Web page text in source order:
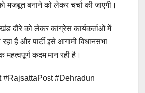
मजबूत बनाने को लेकर चर्चा की जाएगी।
दौरे को लेकर कांग्रेस कार्यकर्ताओं में
रहा है और पार्टी इसे आगामी विधानसभा
महत्वपूर्ण कदम मान रही है।
#RajsattaPost #Dehradun